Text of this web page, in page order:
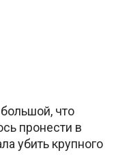
что
пронести в
убить крупного